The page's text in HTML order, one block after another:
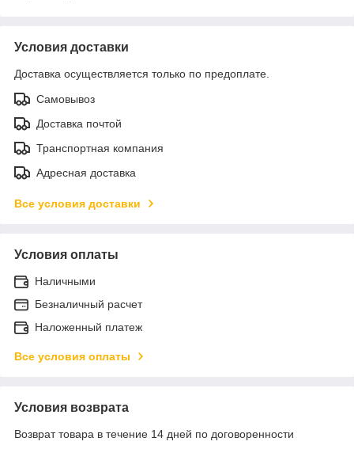
Условия доставки
Доставка осуществляется только по предоплате.
Самовывоз
Доставка почтой
Транспортная компания
Адресная доставка
Все условия доставки
Условия оплаты
Наличными
Безналичный расчет
Наложенный платеж
Все условия оплаты
Условия возврата
Возврат товара в течение 14 дней по договоренности